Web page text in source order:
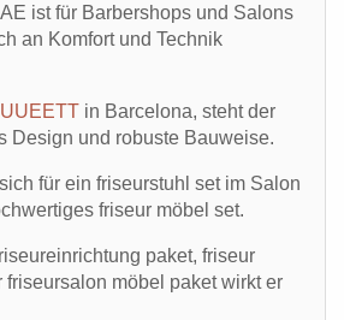
ist für Barbershops und Salons
an Komfort und Technik
in Barcelona, steht der
Design und robuste Bauweise.
für ein friseurstuhl setim Salon
friseur möbel set.
paket, friseur
friseursalon möbel paketwirkt er